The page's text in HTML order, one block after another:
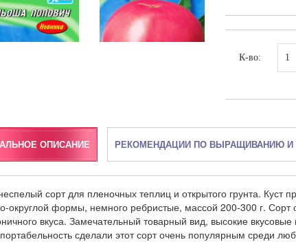
К-во:
ОПИСАНИЕ РЕКОМЕНДАЦИИ ПО ВЫРАЩИВАНИЮ И
сорт для пленочных теплиц и открытого грунта.
округлой формы, немного ребристые, массой 200-300 г.
вкуса. Замечательный товарный вид, высокие
сделали этот сорт очень популярным среди